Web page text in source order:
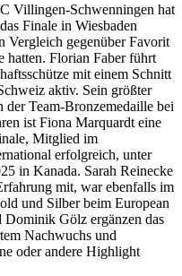
Villingen-Schwenningen hat
Finale in Wiesbaden
Vergleich gegenüber Favorit
hatten. Florian Faber führt
mit einem Schnitt
aktiv. Sein größter
Team-Bronzemedaille bei
ist Fiona Marquardt eine
Mitglied im
erfolgreich, unter
in Kanada. Sarah Reinecke
mit, war ebenfalls im
und Silber beim European
Gölz ergänzen das
Nachwuchs und
oder andere Highlight